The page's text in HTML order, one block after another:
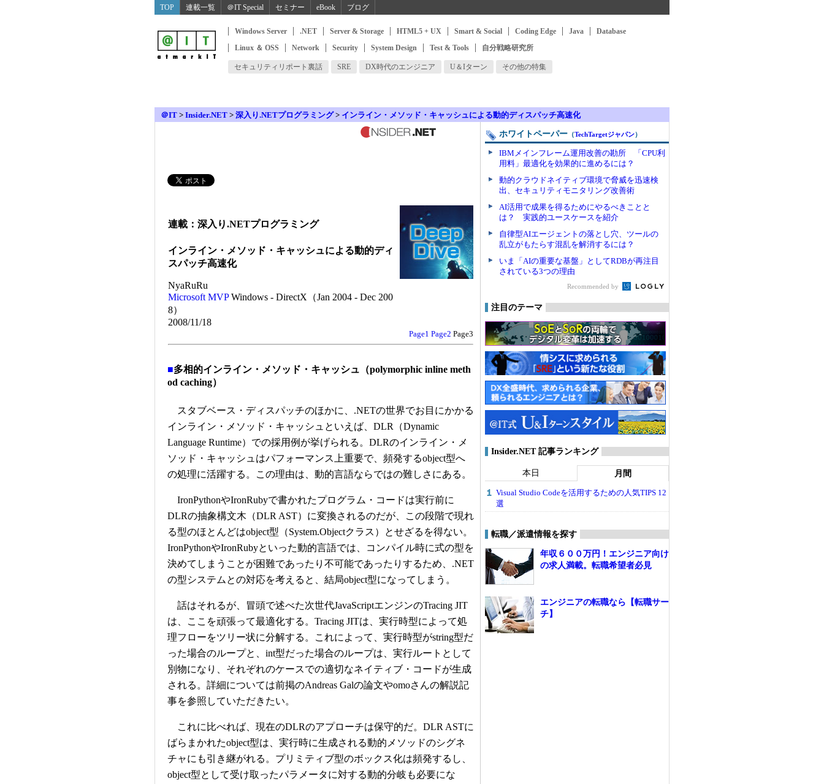
TOP 連載一覧 ＠IT Special セミナー eBook ブログ
Windows Server .NET Server & Storage HTML5 + UX Smart & Social Coding Edge Java
Database
Linux ＆ OSS
Network Security System Design Test & Tools 自分戦略研究所
セキュリティリポート裏話 SRE DX時代のエンジニア U＆Iターン その他の特集
＠IT > Insider.NET > 深入り.NETプログラミング> インライン・メソッド・キャッシュによる動的ディスパッチ高速化
連載：深入り.NETプログラミング
インライン・メソッド・キャッシュによる動的ディ
スパッチ高速化
NyaRuRu
Microsoft MVPWindows - DirectX（Jan 2004 - Dec 200
8）
2008/11/18
Page1 Page2 Page3
■多相的インライン・メソッド・キャッシュ（polymorphic inline meth
od caching）
スタブベース・ディスパッチのほかに、.NETの世界でお目にかかる
インライン・メソッド・キャッシュといえば、DLR（Dynamic
Language Runtime）での採用例が挙げられる。DLRのインライン・メ
ソッド・キャッシュはパフォーマンス上重要で、頻発するobject型へ
の処理に活躍する。この理由は、動的言語ならではの難しさにある。
IronPythonやIronRubyで書かれたプログラム・コードは実行前に
DLRの抽象構文木（DLR AST）に変換されるのだが、この段階で現れ
る型のほとんどはobject型（System.Objectクラス）とせざるを得ない。
IronPythonやIronRubyといった動的言語では、コンパイル時に式の型を
決めてしまうことが困難であったり不可能であったりするため、.NET
の型システムとの対応を考えると、結局object型になってしまう。
話はそれるが、冒頭で述べた次世代JavaScriptエンジンのTracing JIT
は、ここを頑張って最適化する。Tracing JITは、実行時型によって処
理フローをツリー状に分解する。これによって、実行時型がstring型だ
った場合のループと、int型だった場合のループは、実行ルートとして
別物になり、それぞれのケースでの適切なネイティブ・コードが生成
される。詳細については前掲のAndreas Galの論文やomoさんの解説記
事を参照していただきたい。
これに比べれば、現在のDLRのアプローチは保守的だ。DLR ASTに
ばらまかれたobject型は、実行時に生成される動的メソッドのシグネ
チャにも引き継がれる。プリミティブ型のボックス化は頻発するし、
object型として受け取ったパラメータに対する動的分岐も必要にな
ホワイトペーパー （TechTargetジャパン）
IBMメインフレーム運用改善の勘所 「CPU利
用料」最適化を効果的に進めるには？
動的クラウドネイティブ環境で脅威を迅速検
出、セキュリティモニタリング改善術
AI活用で成果を得るためにやるべきことと
は？ 実践的ユースケースを紹介
自律型AIエージェントの落とし穴、ツールの
乱立がもたらす混乱を解消するには？
いま「AIの重要な基盤」としてRDBが再注目
されている3つの理由
Recommended by
注目のテーマ
Insider.NET 記事ランキング
本日 月間
Visual Studio Codeを活用するための人気TIPS 12
選
転職／派遣情報を探す
年収６００万円！エンジニア向け
の求人満載。転職希望者必見
エンジニアの転職なら【転職サー
チ】